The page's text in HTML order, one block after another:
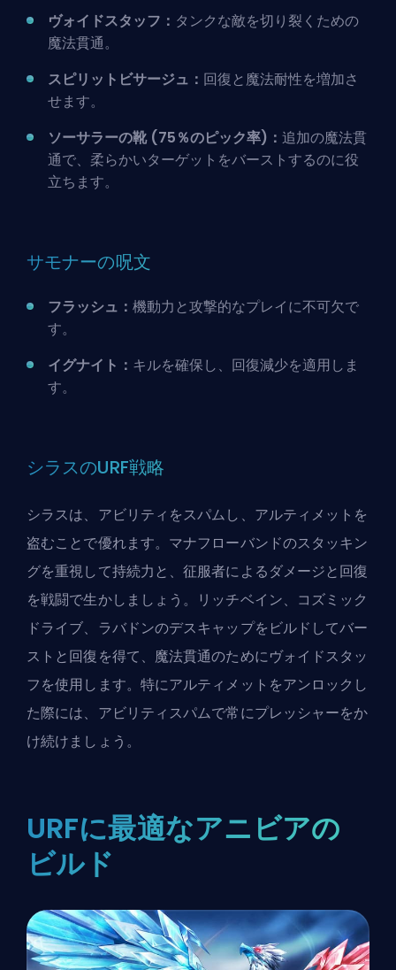
ヴォイドスタッフ： タンクな敵を切り裂くための
魔法貫通。
スピリットビサージュ： 回復と魔法耐性を増加さ
せます。
ソーサラーの靴 (75％のピック率)： 追加の魔法貫
通で、柔らかいターゲットをバーストするのに役
立ちます。
サモナーの呪文
フラッシュ： 機動力と攻撃的なプレイに不可欠で
す。
イグナイト： キルを確保し、回復減少を適用しま
す。
シラスのURF戦略
シラスは、アビリティをスパムし、アルティメットを
盗むことで優れます。マナフローバンドのスタッキン
グを重視して持続力と、征服者によるダメージと回復
を戦闘で生かしましょう。リッチベイン、コズミック
ドライブ、ラバドンのデスキャップをビルドしてバー
ストと回復を得て、魔法貫通のためにヴォイドスタッ
フを使用します。特にアルティメットをアンロックし
た際には、アビリティスパムで常にプレッシャーをか
け続けましょう。
URFに最適なアニビアの
ビルド